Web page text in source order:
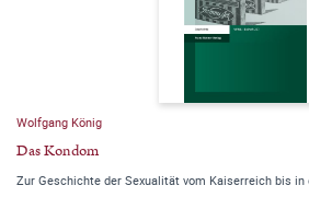
Wolfgang König
Das Kondom
Zur Geschichte der Sexualität vom Kaiserreich bis in